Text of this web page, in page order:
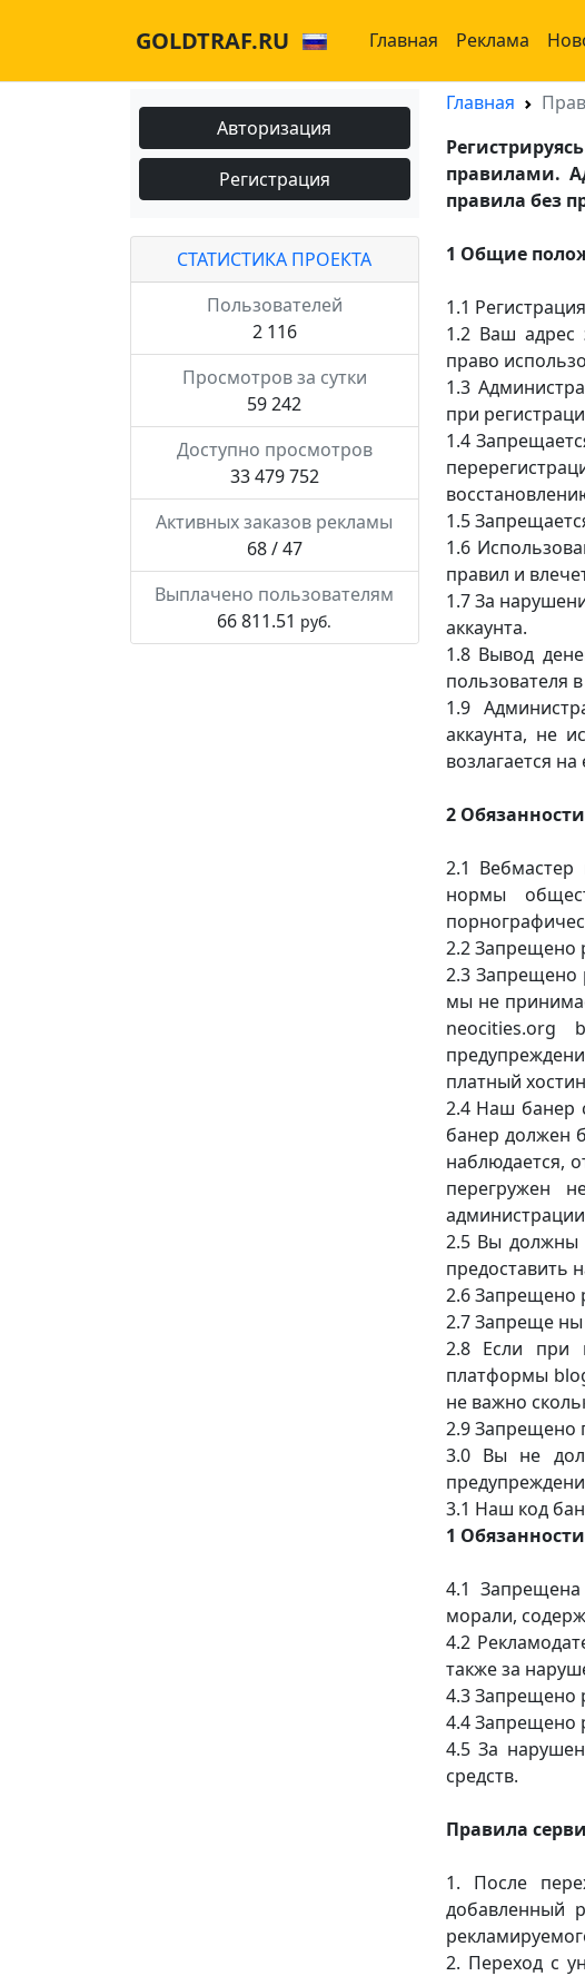
GOLDTRAF.RU Главная Реклама
Авторизация
Регистрация
СТАТИСТИКА ПРОЕКТА
Пользователей
2 116
Просмотров за сутки
59 242
Доступно просмотров
33 479 752
Активных заказов рекламы
68 / 47
Выплачено пользователям
66 811.51 руб.
Главная
правилами.
правила без
1 Общие
1.1
1.2 Ваш адрес
право
1.3
при
1.4
1.5
1.6
правил и
1.7 За
аккаунта.
1.8 Вывод
пользователя
1.9
аккаунта, не
возлагается
2
2.1
нормы
2.2 Запрещено
2.3 Запрещено
мы не
neocities.org
платный
2.4 Наш банер
банер должен
наблюдается,
перегружен
2.5 Вы должны
предоставить
2.6 Запрещено
2.7 Запреще
2.8 Если при
платформы
не важно
2.9 Запрещено
3.0 Вы не
3.1 Наш код
1
4.1
морали,
4.2
также за
4.3 Запрещено
4.4 Запрещено
4.5 За
средств.
Правила
1. После
добавленный
2. Переход с